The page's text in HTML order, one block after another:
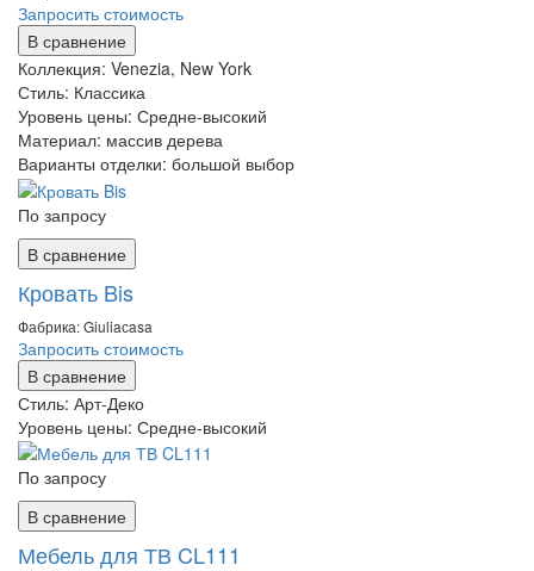
Запросить стоимость
В сравнение
Коллекция: Venezia, New York
Стиль: Классика
Уровень цены: Средне-высокий
Материал: массив дерева
Варианты отделки: большой выбор
По запросу
В сравнение
Кровать Bis
Фабрика: Giuliaсasa
Запросить стоимость
В сравнение
Стиль: Арт-Деко
Уровень цены: Средне-высокий
По запросу
В сравнение
Мебель для ТВ CL111